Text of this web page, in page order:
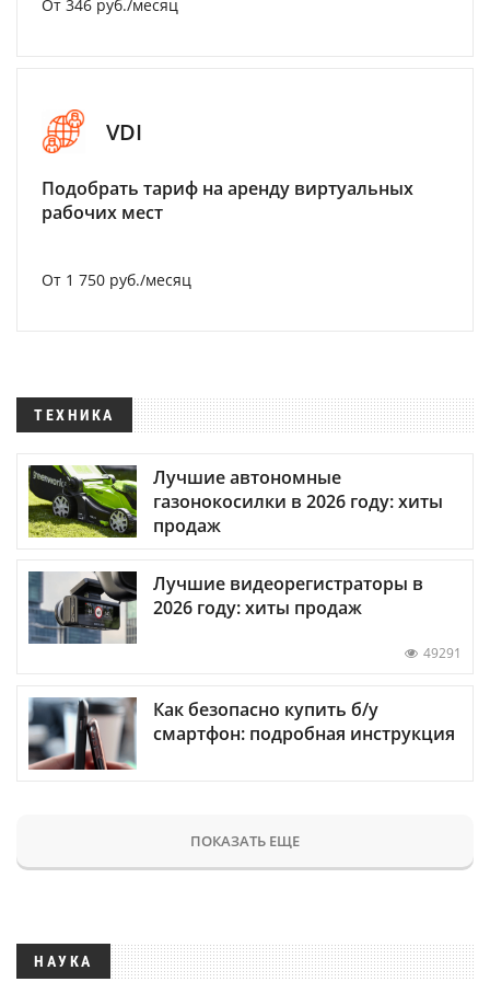
От 346 руб./месяц
VDI
Подобрать тариф на аренду виртуальных
рабочих мест
От 1 750 руб./месяц
ТЕХНИКА
Лучшие автономные
газонокосилки в 2026 году: хиты
продаж
Лучшие видеорегистраторы в
2026 году: хиты продаж
49291
Как безопасно купить б/у
смартфон: подробная инструкция
ПОКАЗАТЬ ЕЩЕ
НАУКА